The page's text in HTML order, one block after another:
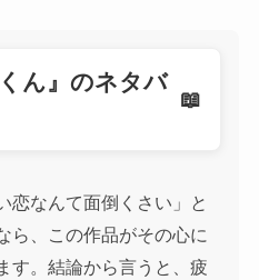
ん』のネタバ
恋なんて面倒くさい」と
ら、この作品がその心に
す。結論から言うと、疲